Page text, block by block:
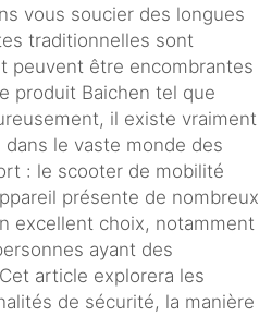
vous soucier des longues
traditionnelles sont
peuvent être encombrantes
produit Baichen tel que
il existe vraiment
le vaste monde des
: le scooter de mobilité
présente de nombreux
excellent choix, notamment
ayant des
article explorera les
de sécurité, la manière